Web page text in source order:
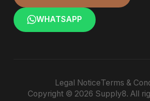
WHATSAPP
Legal NoticeTerms &
Copyright © 2026 Supply8. All